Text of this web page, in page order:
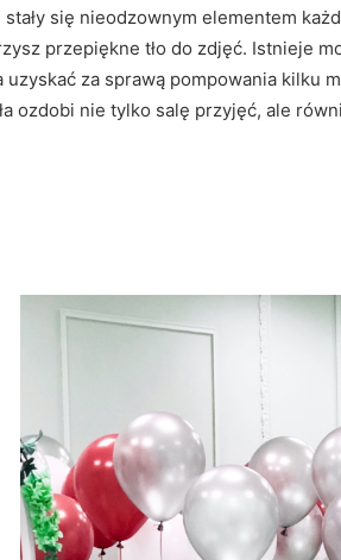
się nieodzownym elementem
przepiękne tło do zdjęć. Istnieje
za sprawą pompowania kilku
ozdobi nie tylko salę przyjęć, ale